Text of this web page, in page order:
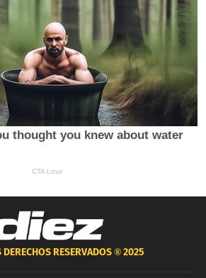
DERECHOS RESERVADOS ®2025